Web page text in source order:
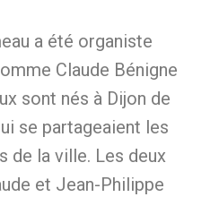
a été organiste
Claude Bénigne
sont nés à Dijon de
se partageaient les
de la ville. Les deux
et Jean-Philippe